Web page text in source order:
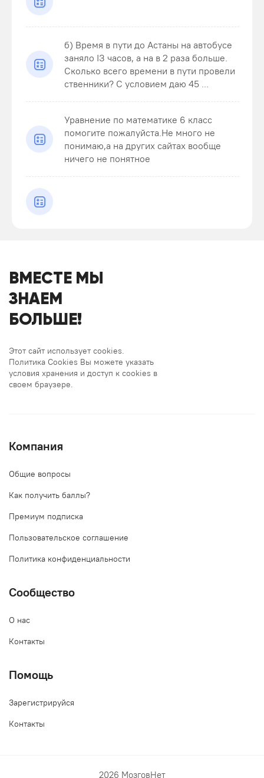
б) Время в пути до Астаны на автобусе
заняло ІЗ часов, а на в 2 раза больше.
Сколько всего времени в пути провели
ственники? С условием даю 45 ...
Уравнение по математике 6 класс
помогите пожалуйста.Не много не
понимаю,а на других сайтах вообще
ничего не понятное
ВМЕСТЕ МЫ
ЗНАЕМ
БОЛЬШЕ!
Этот сайт использует cookies.
Политика Cookies Вы можете указать
условия хранения и доступ к cookies в
своем браузере.
Компания
Общие вопросы
Как получить баллы?
Премиум подписка
Пользовательское соглашение
Политика конфиденциальности
Сообщество
О нас
Контакты
Помощь
Зарегистрируйся
Контакты
2026 МозговНет